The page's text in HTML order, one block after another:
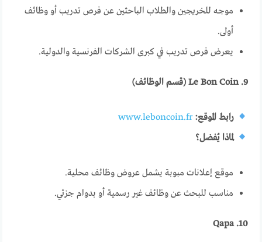
موجه للخريجين والطلاب الباحثين عن فرص تدريب أو وظائف
أولى.
يعرض فرص تدريب في كبرى الشركات الفرنسية والدولية.
9. Le Bon Coin (قسم الوظائف)
رابط الموقع: www.leboncoin.fr
لماذا يُفضل؟
موقع إعلانات مبوبة يشمل عروض وظائف محلية.
مناسب للبحث عن وظائف غير رسمية أو بدوام جزئي.
10. Qapa